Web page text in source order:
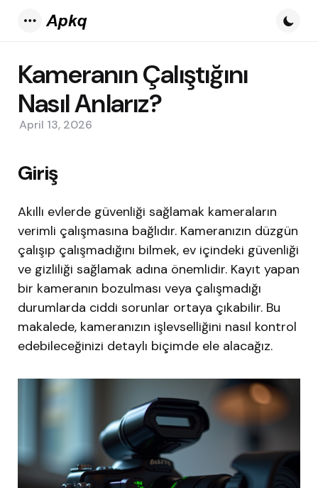
Kameranın Çalıştığını
Nasıl Anlarız?
April 13, 2026
Giriş
Akıllı evlerde güvenliği sağlamak kameraların
verimli çalışmasına bağlıdır. Kameranızın düzgün
çalışıp çalışmadığını bilmek, ev içindeki güvenliği
ve gizliliği sağlamak adına önemlidir. Kayıt yapan
bir kameranın bozulması veya çalışmadığı
durumlarda ciddi sorunlar ortaya çıkabilir. Bu
makalede, kameranızın işlevselliğini nasıl kontrol
edebileceğinizi detaylı biçimde ele alacağız.